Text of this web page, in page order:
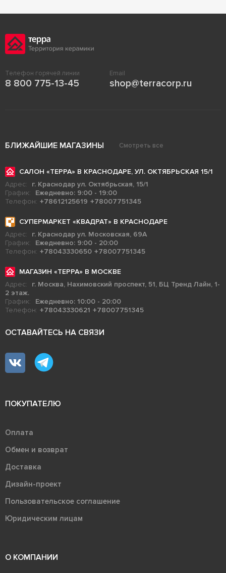
Телефон горячей линии
8 800 775-13-45
Email
shop@terracorp.ru
БЛИЖАЙШИЕ МАГАЗИНЫ Смотреть все
САЛОН «ТЕРРА» В КРАСНОДАРЕ, УЛ. ОКТЯБРЬСКАЯ 15/1
Адрес:
г. Краснодар ул. Октябрьская, 15/1
График:
Ежедневно: 9:00 - 19:00
Телефон: +78612125619 +78007751345
СУПЕРМАРКЕТ «КВАДРАТ» В КРАСНОДАРЕ
Адрес:
г. Краснодар ул. Московская, 69А
График:
Ежедневно: 9:00 - 20:00
Телефон: +78043330650 +78007751345
МАГАЗИН «ТЕРРА» В МОСКВЕ
Адрес:
г. Москва, Нахимовский проспект, 51, БЦ Тренд Лайн, 1-
2 этаж.
График:
Ежедневно: 10:00 - 20:00
Телефон: +78043330621 +78007751345
ОСТАВАЙТЕСЬ НА СВЯЗИ
ПОКУПАТЕЛЮ
Оплата
Обмен и возврат
Доставка
Дизайн-проект
Пользовательское соглашение
Юридическим лицам
О КОМПАНИИ